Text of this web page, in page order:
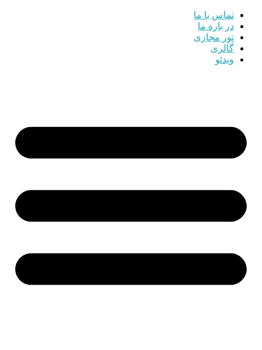
تماس با ما
در باره ما
تور مجازی
گالری
ویدئو